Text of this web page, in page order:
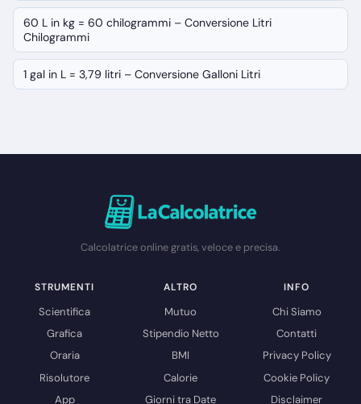
60 L in kg = 60 chilogrammi – Conversione Litri
Chilogrammi
1 gal in L = 3,79 litri – Conversione Galloni Litri
Calcolatrice online gratis, veloce e precisa.
STRUMENTI
Scientifica
Grafica
Oraria
Risolutore
App
ALTRO
Mutuo
Stipendio Netto
BMI
Calorie
Giorni tra Date
INFO
Chi Siamo
Contatti
Privacy Policy
Cookie Policy
Disclaimer